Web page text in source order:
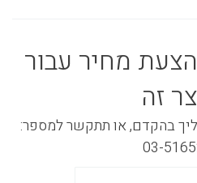
מחיר עבור
זה
בהקדם, או תתקשר למספר:
03-